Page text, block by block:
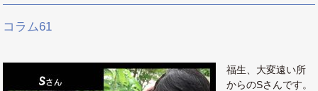
コラム61
福生、大変遠い所
からのSさんです。